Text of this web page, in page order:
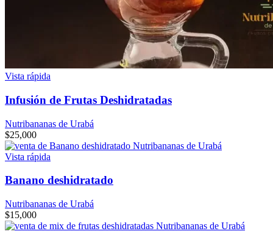
Vista rápida
Infusión de Frutas Deshidratadas
Nutribananas de Urabá
$25,000
Vista rápida
Banano deshidratado
Nutribananas de Urabá
$15,000